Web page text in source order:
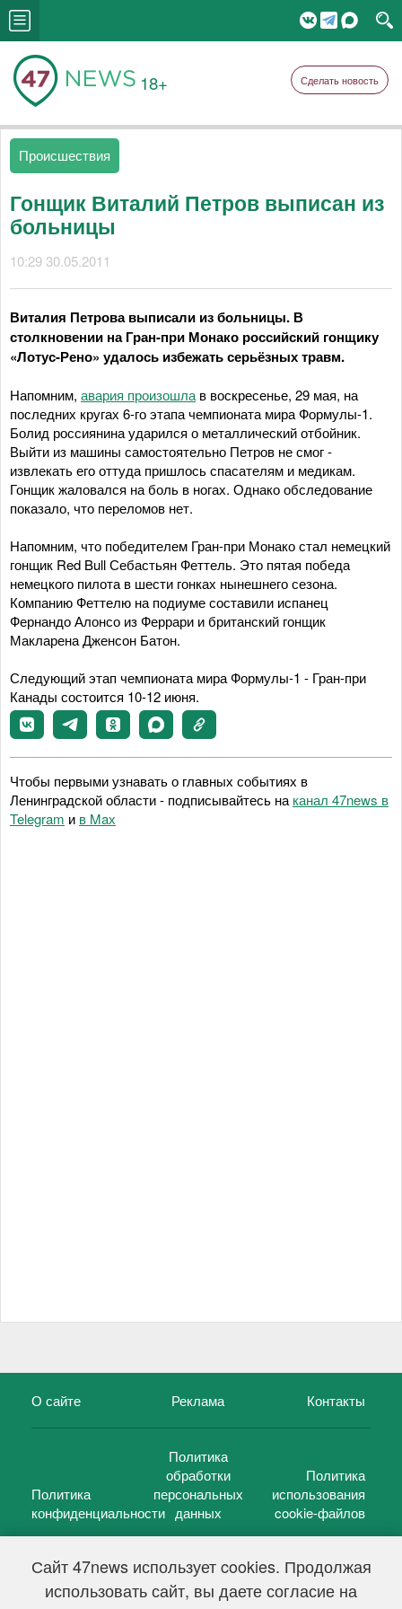
Сайт 47news использует cookies. Продолжая
использовать сайт, вы даете согласие на
18+ Сделать новость
Происшествия
Гонщик Виталий Петров выписан из
больницы
10:29 30.05.2011
Виталия Петрова выписали из больницы. В
столкновении на Гран-при Монако российский гонщику
«Лотус-Рено» удалось избежать серьёзных травм.
Напомним, авария произошла в воскресенье, 29 мая, на
последних кругах 6-го этапа чемпионата мира Формулы-1.
Болид россиянина ударился о металлический отбойник.
Выйти из машины самостоятельно Петров не смог -
извлекать его оттуда пришлось спасателям и медикам.
Гонщик жаловался на боль в ногах. Однако обследование
показало, что переломов нет.
Напомним, что победителем Гран-при Монако стал немецкий
гонщик Red Bull Себастьян Феттель. Это пятая победа
немецкого пилота в шести гонках нынешнего сезона.
Компанию Феттелю на подиуме составили испанец
Фернандо Алонсо из Феррари и британский гонщик
Макларена Дженсон Батон.
Следующий этап чемпионата мира Формулы-1 - Гран-при
Канады состоится 10-12 июня.
Чтобы первыми узнавать о главных событиях в
Ленинградской области - подписывайтесь на канал 47news в
Telegram и в Maх
О сайте Реклама Контакты
Политика
конфиденциальности
Политика
обработки
персональных
данных
Политика
использования
cookie-файлов
47 новостей (47 news)2005 — 2026 г.